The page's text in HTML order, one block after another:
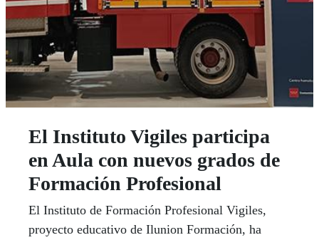
El Instituto Vigiles participa
en Aula con nuevos grados de
Formación Profesional
El Instituto de Formación Profesional Vigiles,
proyecto educativo de Ilunion Formación, ha